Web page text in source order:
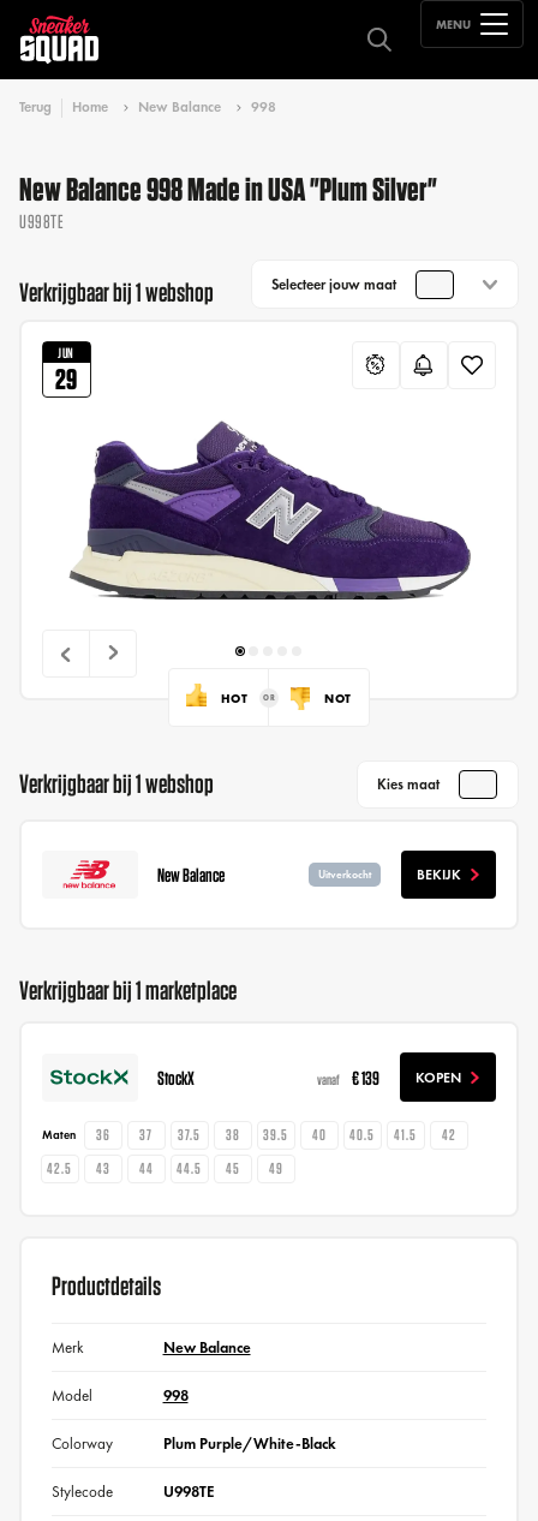
MENU
Terug Home New Balance 998
New Balance 998 Made in USA "Plum Silver"
U998TE
Verkrijgbaar bij 1 webshop Selecteer jouw maat
JUN
29
HOT NOT
Verkrijgbaar bij 1 webshop Kies maat
New Balance Uitverkocht BEKIJK
Verkrijgbaar bij 1 marketplace
StockX vanaf € 139 KOPEN
Maten 36 37 37.5 38 39.5 40 40.5 41.5
42
42.5
43 44 44.5 45 49
Productdetails
Merk New Balance
Model 998
Colorway Plum Purple/White-Black
Stylecode U998TE